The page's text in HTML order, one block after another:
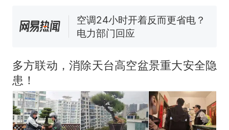
5万的小车卖不动，40万以上
的抢着买
全部作废，公平么？
多方联动，消除天台高空盆景重大安全隐
患！